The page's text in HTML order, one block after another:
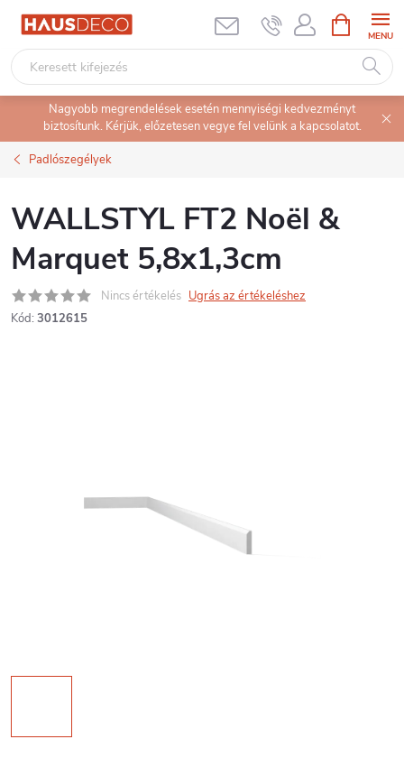
Ugrás
tartalomhoz
KOSÁR
Nagyobb megrendelések esetén mennyiségi kedvezményt
biztosítunk. Kérjük, előzetesen vegye fel velünk a kapcsolatot.
Padlószegélyek
WALLSTYL FT2 Noël &
Marquet 5,8x1,3cm
Nincs értékelés Ugrás az értékeléshez
Kód: 3012615